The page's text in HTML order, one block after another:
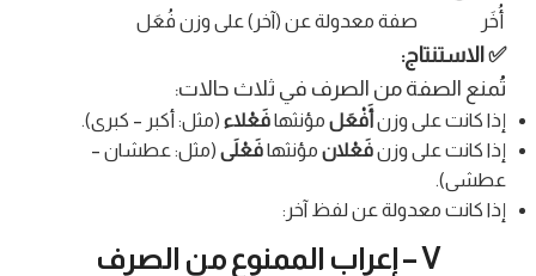
أُخَر
صفة معدولة عن (آخر) على وزن فُعَل
✅ الاستنتاج:
تُمنع الصفة من الصرف في ثلاث حالات:
إذا كانت على وزن أَفْعَل مؤنثهافَعْلاء (مثل: أكبر – كبرى).
إذا كانت على وزنفَعْلان مؤنثهافَعْلَى (مثل: عطشان –
عطشى).
إذا كانت معدولة عن لفظ آخر:
V – إعراب الممنوع من الصرف